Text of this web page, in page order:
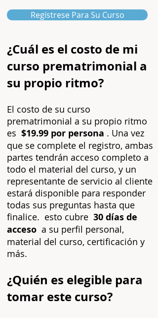
¿Cuál es el costo de mi
curso prematrimonial a
su propio ritmo?
El costo de su curso
prematrimonial a su propio ritmo
es $19.99 por persona . Una vez
que se complete el registro, ambas
partes tendrán acceso completo a
todo el material del curso, y un
representante de servicio al cliente
estará disponible para responder
todas sus preguntas hasta que
finalice. esto cubre 30 días de
acceso a su perfil personal,
material del curso, certificación y
más.
¿Quién es elegible para
tomar este curso?
Regístrese Para Su Curso